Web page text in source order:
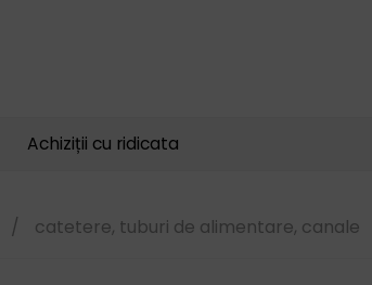
Achiziții cu ridicata
/ catetere, tuburi de alimentare, canale